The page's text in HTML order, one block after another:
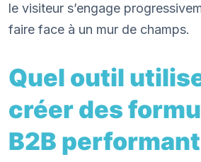
le visiteur s’engage
faire face à un mur de champs.
Quel outil
créer des
B2B